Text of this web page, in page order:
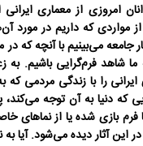
امروزی از معماری
مواردی که داریم در
می‌بینیم با آنچه که
شاهد فرم‌گرایی باشیم.
را با زندگی مردمی
که دنیا به آن توجه
فرم بازی شده یا از
این آثار دیده می‌شود. آیا